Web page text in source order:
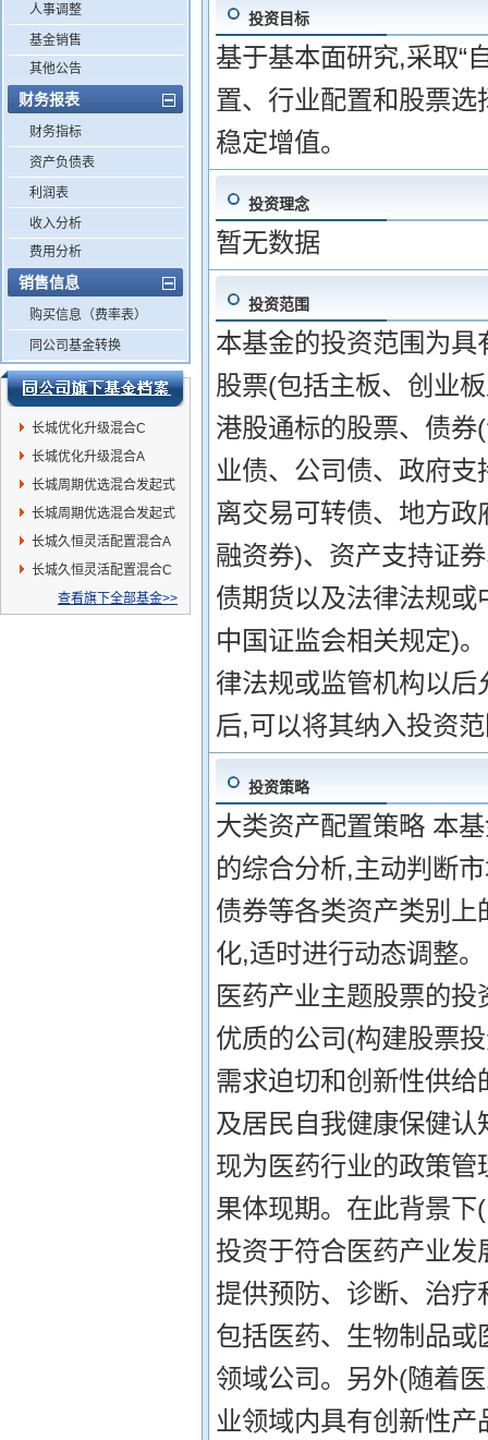
人事调整
基金销售
其他公告
财务报表
财务指标
资产负债表
利润表
收入分析
费用分析
销售信息
购买信息（费率表）
同公司基金转换
长城优化升级混合C
长城优化升级混合A
长城周期优选混合发起式
C
长城周期优选混合发起式
A
长城久恒灵活配置混合A
长城久恒灵活配置混合C
查看旗下全部基金>>
投资目标
基于基本面研究,采取“
置、行业配置和股票
稳定增值。
投资理念
暂无数据
投资范围
本基金的投资范围为
股票(包括主板、创业
港股通标的股票、债
业债、公司债、政府
离交易可转债、地方
融资券)、资产支持证
债期货以及法律法规
中国证监会相关规定)
律法规或监管机构以
后,可以将其纳入投资
投资策略
大类资产配置策略 本
的综合分析,主动判断
债券等各类资产类别
化,适时进行动态调整
医药产业主题股票的
优质的公司(构建股票
需求迫切和创新性供
及居民自我健康保健
现为医药行业的政策
果体现期。在此背景
投资于符合医药产业
提供预防、诊断、治
包括医药、生物制品
领域公司。另外(随着
业领域内具有创新性